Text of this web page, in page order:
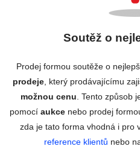
Soutěž o
Prodej formou soutěže o
prodeje, který prodávajícímu
možnou cenu . Tento způsob
pomocí aukce nebo prodej
zda je tato forma vhodná i pro
reference klientů nebo